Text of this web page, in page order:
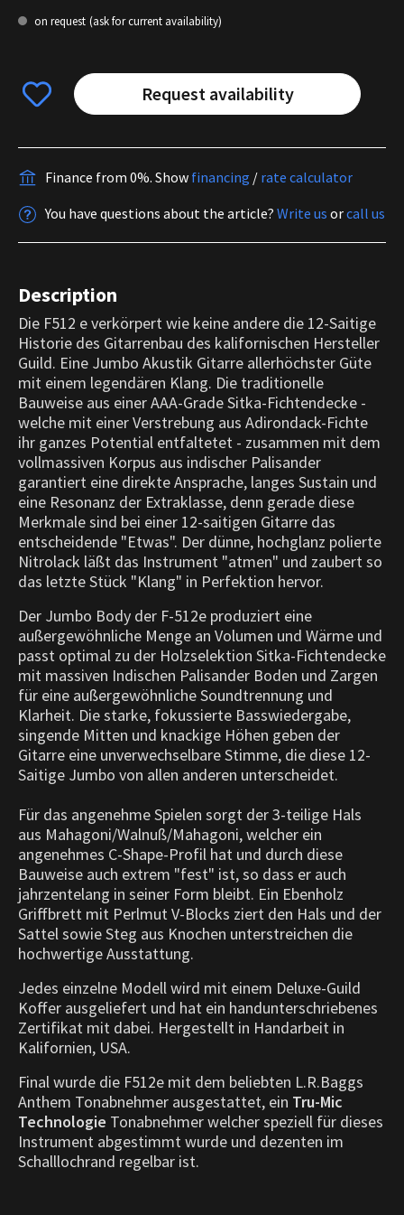
on request (ask for current availability)
Request availability
Finance from 0%. Show financing / rate calculator
You have questions about the article? Write us orcall us
Description
Die F512 e verkörpert wie keine andere die 12-Saitige
Historie des Gitarrenbau des kalifornischen Hersteller
Guild. Eine Jumbo Akustik Gitarre allerhöchster Güte
mit einem legendären Klang. Die traditionelle
Bauweise aus einer AAA-Grade Sitka-Fichtendecke -
welche mit einer Verstrebung aus Adirondack-Fichte
ihr ganzes Potential entfaltetet - zusammen mit dem
vollmassiven Korpus aus indischer Palisander
garantiert eine direkte Ansprache, langes Sustain und
eine Resonanz der Extraklasse, denn gerade diese
Merkmale sind bei einer 12-saitigen Gitarre das
entscheidende "Etwas". Der dünne, hochglanz polierte
Nitrolack läßt das Instrument "atmen" und zaubert so
das letzte Stück "Klang" in Perfektion hervor.
Der Jumbo Body der F-512e produziert eine
außergewöhnliche Menge an Volumen und Wärme und
passt optimal zu der Holzselektion Sitka-Fichtendecke
mit massiven Indischen Palisander Boden und Zargen
für eine außergewöhnliche Soundtrennung und
Klarheit. Die starke, fokussierte Basswiedergabe,
singende Mitten und knackige Höhen geben der
Gitarre eine unverwechselbare Stimme, die diese 12-
Saitige Jumbo von allen anderen unterscheidet.
Für das angenehme Spielen sorgt der 3-teilige Hals
aus Mahagoni/Walnuß/Mahagoni, welcher ein
angenehmes C-Shape-Profil hat und durch diese
Bauweise auch extrem "fest" ist, so dass er auch
jahrzentelang in seiner Form bleibt. Ein Ebenholz
Griffbrett mit Perlmut V-Blocks ziert den Hals und der
Sattel sowie Steg aus Knochen unterstreichen die
hochwertige Ausstattung.
Jedes einzelne Modell wird mit einem Deluxe-Guild
Koffer ausgeliefert und hat ein handunterschriebenes
Zertifikat mit dabei. Hergestellt in Handarbeit in
Kalifornien, USA.
Final wurde die F512e mit dem beliebten L.R.Baggs
Anthem Tonabnehmer ausgestattet, ein Tru-Mic
Technologie Tonabnehmer welcher speziell für dieses
Instrument abgestimmt wurde und dezenten im
Schalllochrand regelbar ist.